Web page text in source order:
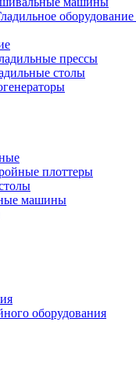
оборудование
прессы
столы
плоттеры
машины
оборудования